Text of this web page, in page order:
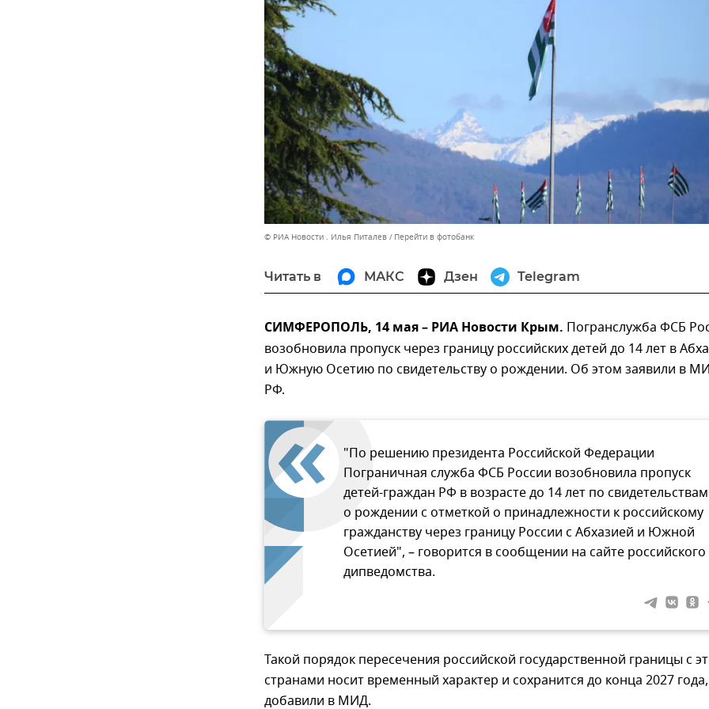
© РИА Новости . Илья Питалев Перейти в фотобанк
Читать в МАКС Дзен Telegram
СИМФЕРОПОЛЬ, 14 мая – РИА Новости Крым. Погранслужба ФСБ
возобновила пропуск через границу российских детей до 14 лет в
и Южную Осетию по свидетельству о рождении. Об этом заявили в
РФ.
"По решению президента Российской Федерации
Пограничная служба ФСБ России возобновила пропуск
детей-граждан РФ в возрасте до 14 лет по свидетельствам
о рождении с отметкой о принадлежности к российскому
гражданству через границу России с Абхазией и Южной
Осетией", – говорится в сообщении на сайте российского
дипведомства.
Такой порядок пересечения российской государственной границы с
странами носит временный характер и сохранится до конца 2027 года,
добавили в МИД.